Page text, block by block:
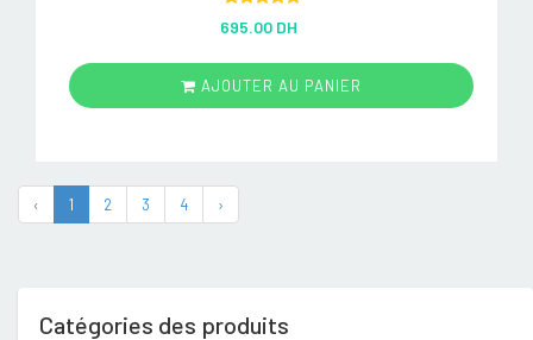
out of 5
695.00 DH
AJOUTER AU PANIER
‹ 1 2 3 4 ›
Catégories des produits